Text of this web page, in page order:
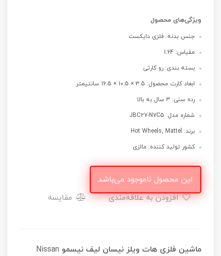
ویژگی‌های محصول
جنس بدنه: فلزی دایکست
مقیاس: 1:64
بسته بندی: رو کارتی
ابعاد کارت محصول: 3.5 × 10.5 × 16.5 سانتیمتر
رده سنی: 3 سال به بالا
شماره مدل: JBC27-N7C5
برند: Hot Wheels, Mattel
کشور تولید کننده: مالزی
این محصول ناموجود می‌باشد
افزودن به علاقه‌مندی
مقایسه
ماشین فلزی هات ویلز نیسان لیف نیسمو Nissan